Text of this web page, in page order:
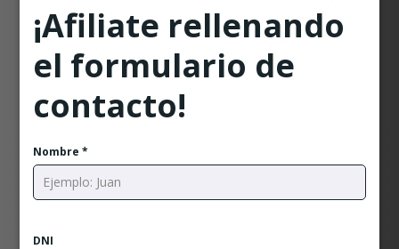
¡Afiliate rellenando
el formulario de
contacto!
Nombre*
DNI